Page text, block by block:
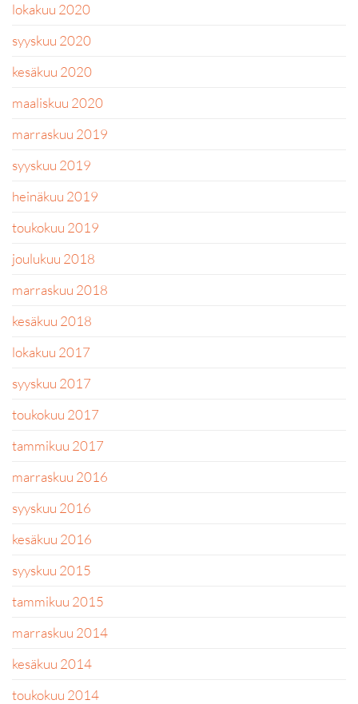
lokakuu 2020
syyskuu 2020
kesäkuu 2020
maaliskuu 2020
marraskuu 2019
syyskuu 2019
heinäkuu 2019
toukokuu 2019
joulukuu 2018
marraskuu 2018
kesäkuu 2018
lokakuu 2017
syyskuu 2017
toukokuu 2017
tammikuu 2017
marraskuu 2016
syyskuu 2016
kesäkuu 2016
syyskuu 2015
tammikuu 2015
marraskuu 2014
kesäkuu 2014
toukokuu 2014